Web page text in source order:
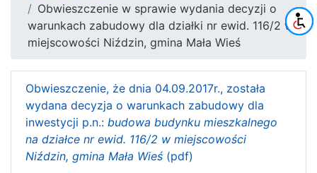
Obwieszczenie w sprawie wydania decyzji o
warunkach zabudowy dla działki nr ewid. 116/2 w
miejscowości Niździn, gmina Mała Wieś
Obwieszczenie, że dnia 04.09.2017r., została
wydana decyzja o warunkach zabudowy dla
inwestycji p.n.: budowa budynku mieszkalnego
na działce nr ewid. 116/2 w miejscowości
Niździn, gmina Mała Wieś (pdf)